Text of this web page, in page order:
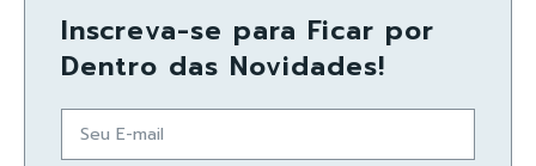
Inscreva-se para Ficar por
Dentro das Novidades!